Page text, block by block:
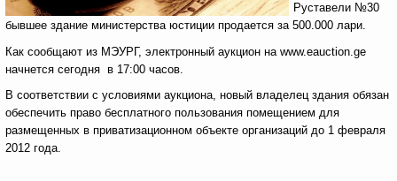
Руставели №30
бывшее здание министерства юстиции продается за 500.000 лари.
Как сообщают из МЭУРГ, электронный аукцион на www.eauction.ge
начнется сегодня в 17:00 часов.
В соответствии с условиями аукциона, новый владелец здания обязан
обеспечить право бесплатного пользования помещением для
размещенных в приватизационном объекте организаций до 1 февраля
2012 года.